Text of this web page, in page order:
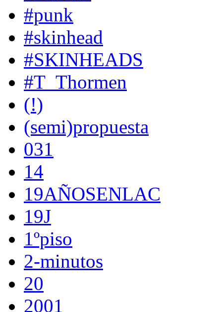
#punk
#skinhead
#SKINHEADS
#T_Thormen
(!)
(semi)propuesta
031
14
19AÑOSENLAC
19J
1ºpiso
2-minutos
20
2001